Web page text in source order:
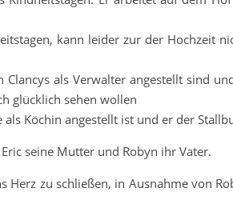
kann leider zur der Hochzeit
als Verwalter angestellt sind
glücklich sehen wollen
als Köchin angestellt ist und er der
seine Mutter und Robyn ihr Vater.
Herz zu schließen, in Ausnahme von